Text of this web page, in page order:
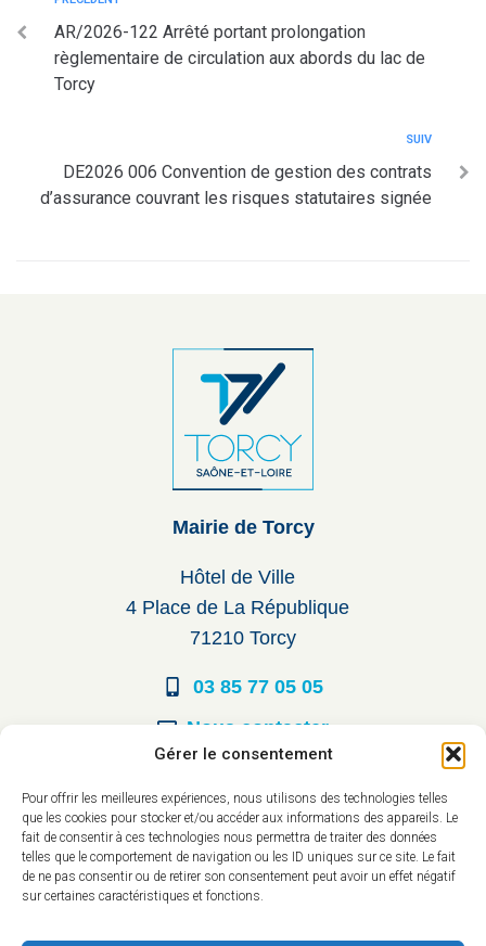
Gérer le consentement
Pour offrir les meilleures expériences, nous utilisons des technologies telles
que les cookies pour stocker et/ou accéder aux informations des appareils. Le
fait de consentir à ces technologies nous permettra de traiter des données
telles que le comportement de navigation ou les ID uniques sur ce site. Le fait
de ne pas consentir ou de retirer son consentement peut avoir un effet négatif
sur certaines caractéristiques et fonctions.
AR/2026-122 Arrêté portant prolongation
règlementaire de circulation aux abords du lac de
Torcy
SUIV
DE2026 006 Convention de gestion des contrats
d’assurance couvrant les risques statutaires signée
Mairie de Torcy
Hôtel de Ville
4 Place de La République
71210 Torcy
03 85 77 05 05
Nous contacter
Du lundi au vendredi :
8h30 à 12h00